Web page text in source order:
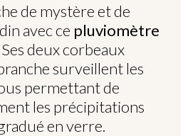
de mystère et de
avec ce pluviomètre
Ses deux corbeaux
surveillent les
permettant de
les précipitations
en verre.